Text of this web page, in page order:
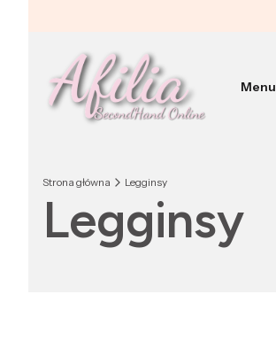
Menu
Strona główna Legginsy
Legginsy